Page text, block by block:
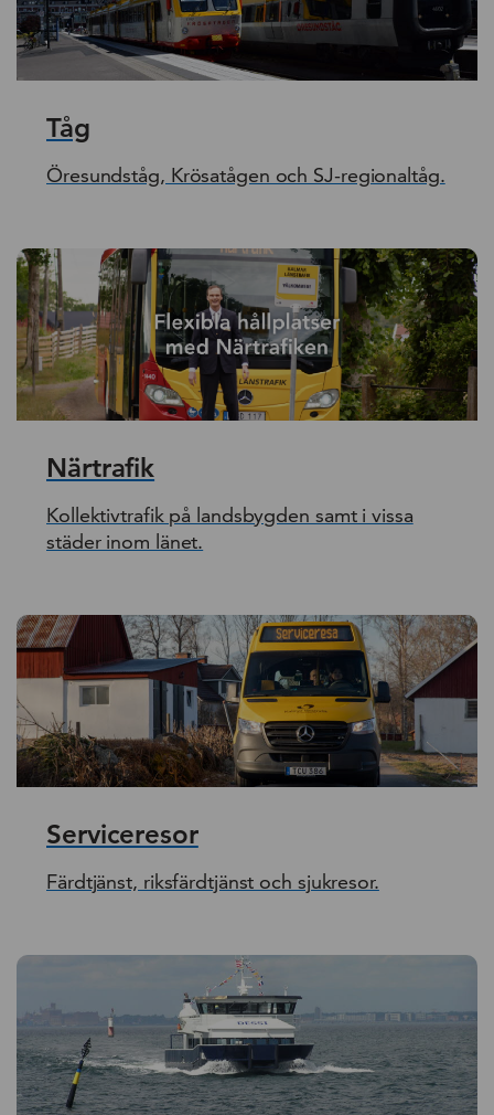
Tåg
Öresundståg, Krösatågen och SJ-regionaltåg.
Närtrafik
Kollektivtrafik på landsbygden samt i vissa
städer inom länet.
Serviceresor
Färdtjänst, riksfärdtjänst och sjukresor.